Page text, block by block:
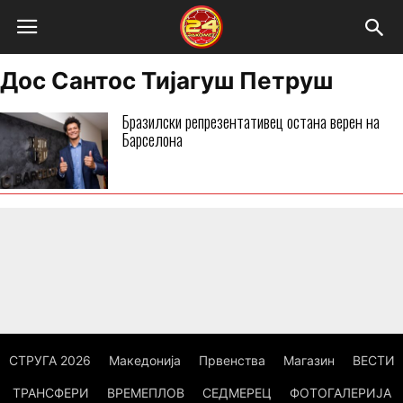
Дос Сантос Тијагуш Петруш
Бразилски репрезентативец остана верен на
Барселона
СТРУГА 2026 Македонија Првенства Магазин ВЕСТИ
ТРАНСФЕРИ ВРЕМЕПЛОВ СЕДМЕРЕЦ ФОТОГАЛЕРИЈА